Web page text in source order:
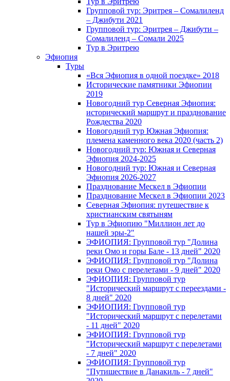
Групповой тур: Эритрея – Cомалиленд
– Джибути 2021
Групповой тур: Эритрея – Джибути –
Сомалиленд – Сомали 2025
Тур в Эритрею
Эфиопия
Туры
«Вся Эфиопия в одной поездке» 2018
Исторические памятники Эфиопии
2019
Новогодний тур Северная Эфиопия:
исторический маршрут и празднование
Рождества 2020
Новогодний тур Южная Эфиопия:
племена каменного века 2020 (часть 2)
Новогодний тур: Южная и Северная
Эфиопия 2024-2025
Новогодний тур: Южная и Северная
Эфиопия 2026-2027
Празднование Мескел в Эфиопии
Празднование Мескел в Эфиопии 2023
Северная Эфиопия: путешествие к
христианским святыням
Тур в Эфиопию "Миллион лет до
нашей эры-2"
ЭФИОПИЯ: Групповой тур "Долина
реки Омо и горы Бале - 13 дней" 2020
ЭФИОПИЯ: Групповой тур "Долина
реки Омо с перелетами - 9 дней" 2020
ЭФИОПИЯ: Групповой тур
"Исторический маршрут с переездами -
8 дней" 2020
ЭФИОПИЯ: Групповой тур
"Исторический маршрут с перелетами
- 11 дней" 2020
ЭФИОПИЯ: Групповой тур
"Исторический маршрут с перелетами
- 7 дней" 2020
ЭФИОПИЯ: Групповой тур
"Путишествие в Данакиль - 7 дней"